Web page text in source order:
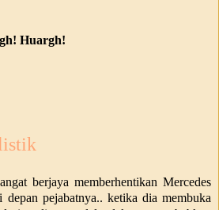
Huargh!
berjaya memberhentikan Mercedes
pejabatnya.. ketika dia membuka